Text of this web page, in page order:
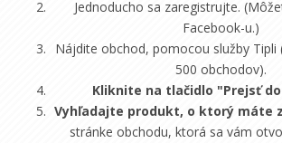
Jednoducho sa zaregistrujte.
Facebook-u.)
Nájdite obchod, pomocou služby Tipli
500 obchodov).
Kliknite na tlačidlo "Prejsť
Vyhľadajte produkt, o ktorý máte
stránke obchodu, ktorá sa vám